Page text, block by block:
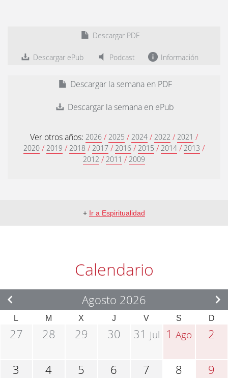
Descargar PDF
Descargar ePub Podcast Información
Descargar la semana en PDF
Descargar la semana en ePub
Ver otros años: 2026 / 2025 / 2024 / 2022 / 2021 /
2020 / 2019 / 2018 / 2017 / 2016 / 2015 / 2014 / 2013 /
2012 / 2011 / 2009
+ Ir a Espiritualidad
Calendario
Agosto 2026
L M X J V S D
27 28 29 30 31 Jul 1Ago 2
3 4 5 6 7 8 9